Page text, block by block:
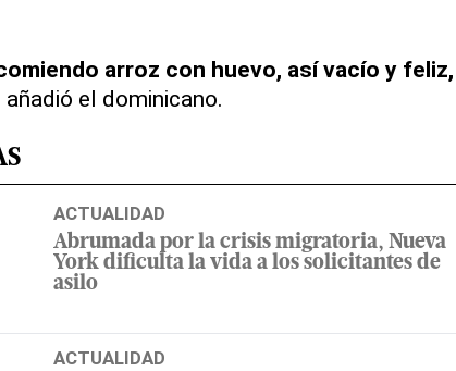
arroz con huevo, así vacío y feliz,
añadió el dominicano.
ACTUALIDAD
Abrumada por la crisis migratoria, Nueva
York dificulta la vida a los solicitantes de
asilo
ACTUALIDAD